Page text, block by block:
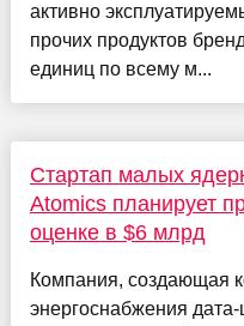
активно
прочих продуктов
единиц по всему м...
Стартап малых
Atomics планирует
оценке в $6 млрд
Компания, создающая
энергоснабжения